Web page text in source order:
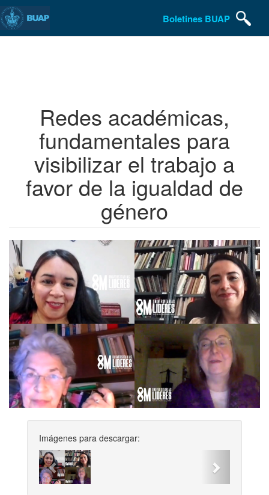
Boletines BUAP
Redes académicas,
fundamentales para
visibilizar el trabajo a
favor de la igualdad de
género
Imágenes para descargar:
Previous